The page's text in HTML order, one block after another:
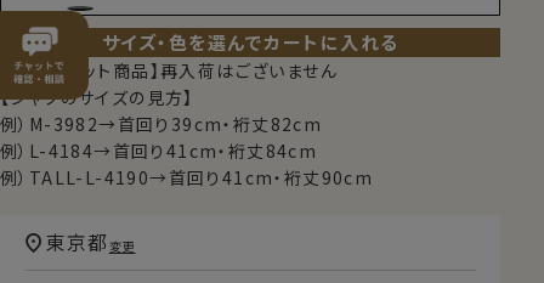
サイズ・色を選んでカートに入れる
【限定スポット商品】再入荷はございません
【シャツのサイズの見方】
例）M-3982→首回り39cm・裄丈82cm
例）L-4184→首回り41cm・裄丈84cm
例）TALL-L-4190→首回り41cm・裄丈90cm
東京都 変更